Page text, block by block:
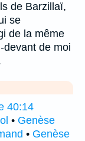
de Barzillaï,
se
de la même
devant de moi
40:14
• Genèse
• Genèse